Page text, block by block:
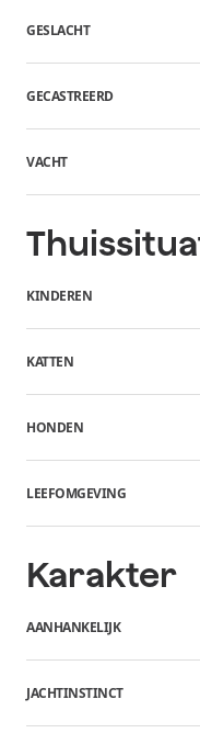
GESLACHT
GECASTREERD
VACHT
KINDEREN
KATTEN
HONDEN
LEEFOMGEVING
Karakter
AANHANKELIJK
JACHTINSTINCT